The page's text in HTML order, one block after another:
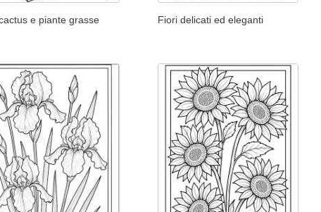
e piante grasse Fiori delicati ed eleganti